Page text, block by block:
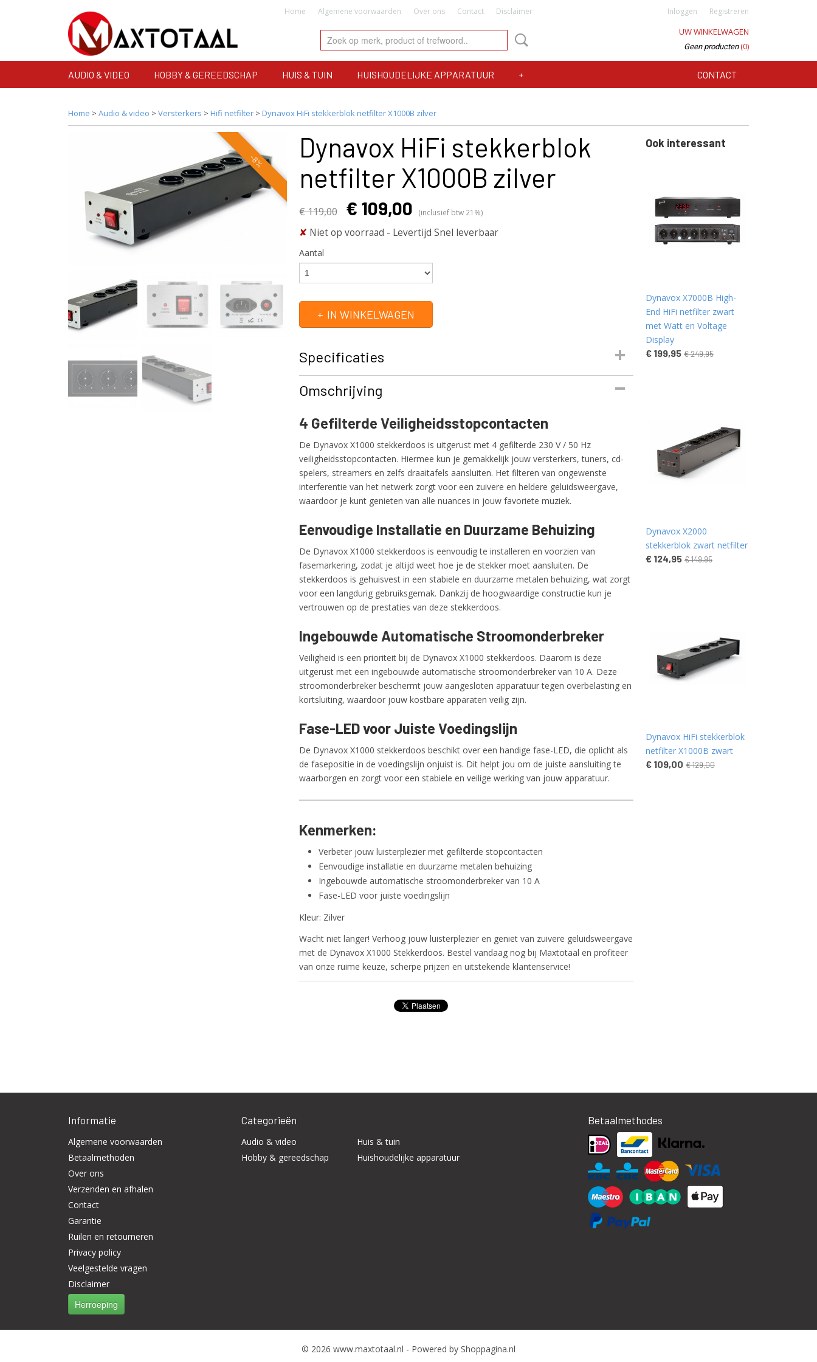
Home Algemene voorwaarden Over ons Contact Disclaimer Inloggen Registreren
UW WINKELWAGEN
Geen producten (0)
CONTACT
AUDIO & VIDEO HOBBY & GEREEDSCHAP HUIS & TUIN HUISHOUDELIJKE APPARATUUR +
Home > Audio & video > Versterkers > Hifi netfilter > Dynavox HiFi stekkerblok netfilter X1000B zilver
-8%
Dynavox HiFi stekkerblok
netfilter X1000B zilver
€ 119,00 € 109,00 (inclusief btw 21%)
✘ Niet op voorraad - Levertijd Snel leverbaar
Aantal
IN WINKELWAGEN
Specificaties
EAN code
Netto gewicht
1,00 Kg
Omschrijving
4 Gefilterde Veiligheidsstopcontacten
De Dynavox X1000 stekkerdoos is uitgerust met 4 gefilterde 230 V / 50 Hz
veiligheidsstopcontacten. Hiermee kun je gemakkelijk jouw versterkers, tuners, cd-
spelers, streamers en zelfs draaitafels aansluiten. Het filteren van ongewenste
interferentie van het netwerk zorgt voor een zuivere en heldere geluidsweergave,
waardoor je kunt genieten van alle nuances in jouw favoriete muziek.
Eenvoudige Installatie en Duurzame Behuizing
De Dynavox X1000 stekkerdoos is eenvoudig te installeren en voorzien van
fasemarkering, zodat je altijd weet hoe je de stekker moet aansluiten. De
stekkerdoos is gehuisvest in een stabiele en duurzame metalen behuizing, wat zorgt
voor een langdurig gebruiksgemak. Dankzij de hoogwaardige constructie kun je
vertrouwen op de prestaties van deze stekkerdoos.
Ingebouwde Automatische Stroomonderbreker
Veiligheid is een prioriteit bij de Dynavox X1000 stekkerdoos. Daarom is deze
uitgerust met een ingebouwde automatische stroomonderbreker van 10 A. Deze
stroomonderbreker beschermt jouw aangesloten apparatuur tegen overbelasting en
kortsluiting, waardoor jouw kostbare apparaten veilig zijn.
Fase-LED voor Juiste Voedingslijn
De Dynavox X1000 stekkerdoos beschikt over een handige fase-LED, die oplicht als
de fasepositie in de voedingslijn onjuist is. Dit helpt jou om de juiste aansluiting te
waarborgen en zorgt voor een stabiele en veilige werking van jouw apparatuur.
Kenmerken:
Verbeter jouw luisterplezier met gefilterde stopcontacten
Eenvoudige installatie en duurzame metalen behuizing
Ingebouwde automatische stroomonderbreker van 10 A
Fase-LED voor juiste voedingslijn
Kleur: Zilver
Wacht niet langer! Verhoog jouw luisterplezier en geniet van zuivere geluidsweergave
met de Dynavox X1000 Stekkerdoos. Bestel vandaag nog bij Maxtotaal en profiteer
van onze ruime keuze, scherpe prijzen en uitstekende klantenservice!
Ook interessant
Dynavox X7000B High-
End HiFi netfilter zwart
met Watt en Voltage
Display
€ 199,95 € 249,95
Dynavox X2000
stekkerblok zwart netfilter
€ 124,95 € 149,95
Dynavox HiFi stekkerblok
netfilter X1000B zwart
€ 109,00 € 129,00
Informatie
Algemene voorwaarden
Betaalmethoden
Over ons
Verzenden en afhalen
Contact
Garantie
Ruilen en retourneren
Privacy policy
Veelgestelde vragen
Disclaimer
Herroeping
Categorieën
Audio & video
Hobby & gereedschap
Huis & tuin
Huishoudelijke apparatuur
Betaalmethodes
© 2026 www.maxtotaal.nl - Powered by Shoppagina.nl